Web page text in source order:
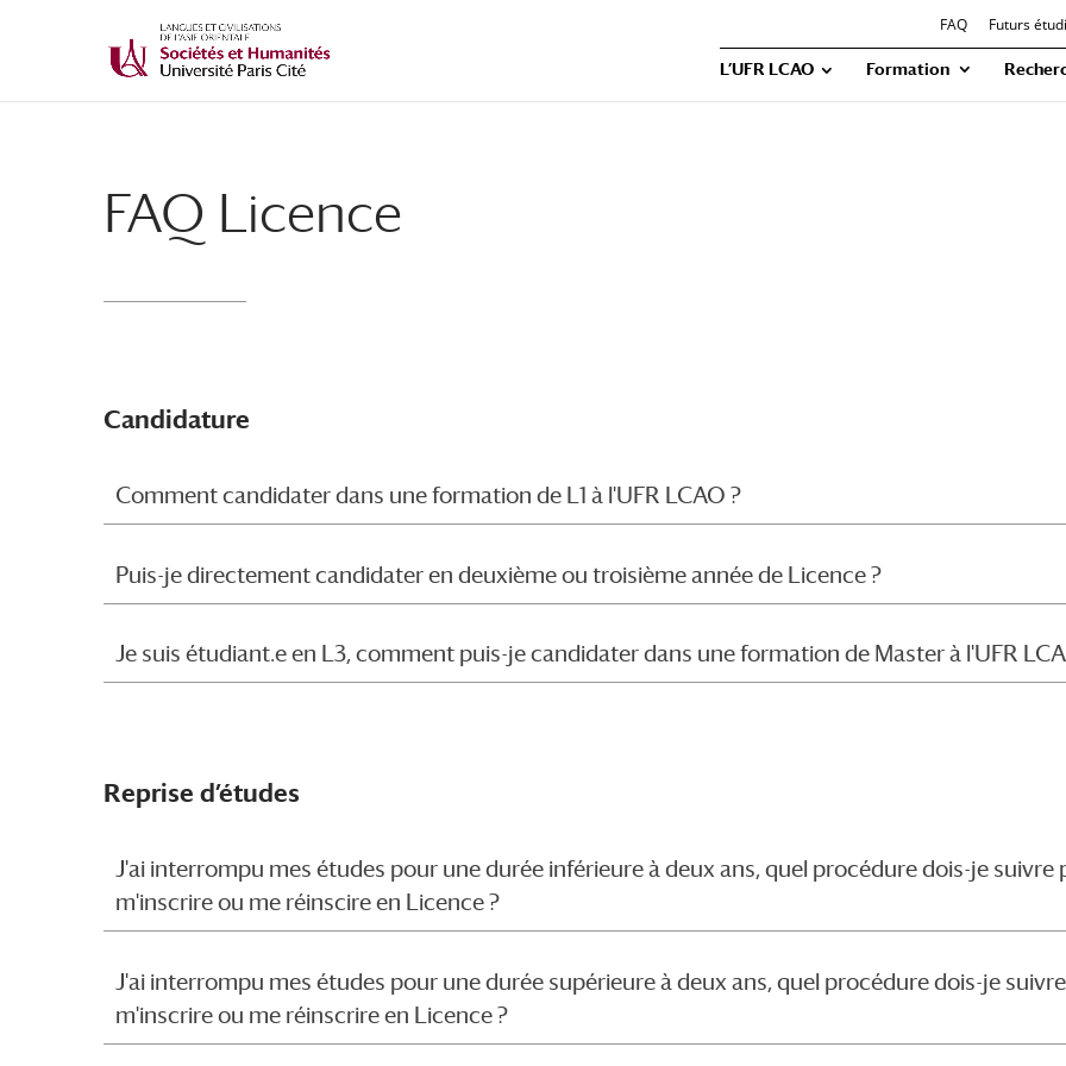
FAQ Futurs
L’UFR LCAO Formation
FAQ Licence
Candidature
Comment candidater dans une formation de L1 à l'UFR LCAO ?
Puis-je directement candidater en deuxième ou troisième année de Licence ?
Je suis étudiant.e en L3, comment puis-je candidater dans une formation de Master à l'UFR
Reprise d’études
J'ai interrompu mes études pour une durée inférieure à deux ans, quel procédure dois-je suivre
m'inscrire ou me réinscire en Licence ?
J'ai interrompu mes études pour une durée supérieure à deux ans, quel procédure dois-je
m'inscrire ou me réinscrire en Licence ?